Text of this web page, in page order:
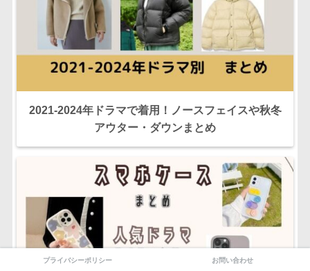
2021-2024年ドラマで着用！ノースフェイスや秋冬
アウター・ダウンまとめ
プライバシーポリシー お問い合わせ